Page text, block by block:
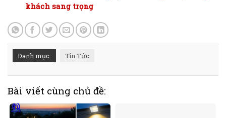
khách sang trọng
Danh mục: Tin Tức
Bài viết cùng chủ đề: